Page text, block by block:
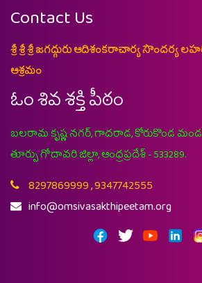
Contact Us
శ్రీ శ్రీ శ్రీ జగద్గురు ఆదిశంకరాచార్య సౌందర్య
ఆశ్రమం
ఓం శివ శక్తి పీఠం
బలరామ కృష్ణ నగర్, గాదరాడ, కోరుకొండ
తూర్పు గోదావరి జిల్లా, ఆంధ్రప్రదేశ్ - 533289.
8297869999 , 9347742555
info@omsivasakthipeetam.org